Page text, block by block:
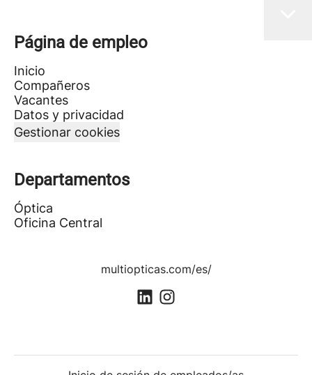
Página de empleo
Inicio
Compañeros
Vacantes
Datos y privacidad
Gestionar cookies
Departamentos
Óptica
Oficina Central
multiopticas.com/es/